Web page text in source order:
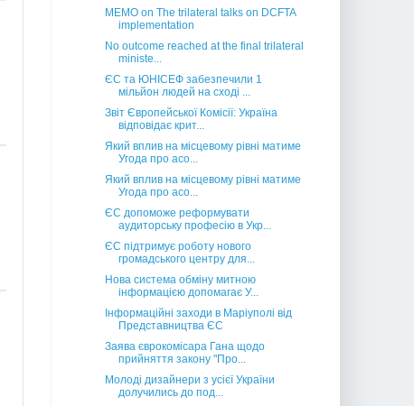
MEMO on The trilateral talks on DCFTA
implementation
No outcome reached at the final trilateral
ministe...
ЄС та ЮНІСЕФ забезпечили 1
мільйон людей на сході ...
Звіт Європейської Комісії: Україна
відповідає крит...
Який вплив на місцевому рівні матиме
Угода про асо...
Який вплив на місцевому рівні матиме
Угода про асо...
ЄС допоможе реформувати
аудиторську професію в Укр...
ЄС підтримує роботу нового
громадського центру для...
Нова система обміну митною
інформацією допомагає У...
Інформаційні заходи в Маріуполі від
Представництва ЄС
Заява єврокомісара Гана щодо
прийняття закону "Про...
Молоді дизайнери з усієї України
долучились до под...